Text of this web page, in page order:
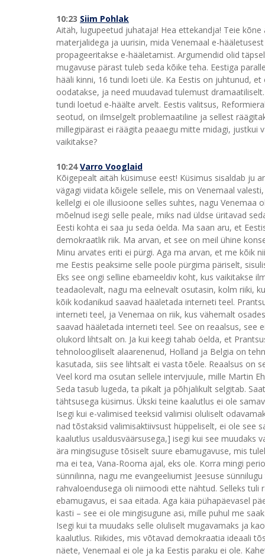
10:23 Siim Pohlak
Aitäh, lugupeetud juhataja! Hea ettekandja! Teie
materjalidega ja uurisin, mida Venemaal e-
propageeritakse e-hääletamist. Argumendid olid
mugavuse pärast tuleb seda kõike teha. Eestiga
hääli kinni, 16 tundi loeti üle. Ka Eestis on juhtunud,
oodatakse, ja need muudavad tulemust
tundi loetud e-häälte arvelt. Eestis valitsus,
seotud, on ilmselgelt problemaatiline ja sellest
millegipärast ei räägita peaaegu mitte midagi, justkui
vaikitakse?
10:24Varro Vooglaid
Kõigepealt aitäh küsimuse eest! Küsimus sisaldab ju
vägagi viidata kõigele sellele, mis on Venemaal
kellelgi ei ole illusioone selles suhtes, nagu
mõelnud isegi selle peale, miks nad üldse üritavad
Eesti kohta ei saa ju seda öelda. Ma saan aru, et
demokraatlik riik. Ma arvan, et see on meil ühine
Minu arvates eriti ei pürgi. Aga ma arvan, et me kõik
me Eestis peaksime selle poole pürgima päriselt,
Eks see ongi selline ebameeldiv koht, kus vaikitakse
teadaolevalt, nagu ma eelnevalt osutasin, kolm riiki,
kõik kodanikud saavad hääletada interneti teel.
interneti teel, ja Venemaa on riik, kus vähemalt
saavad hääletada interneti teel. See on reaalsus, see
olukord lihtsalt on. Ja kui keegi tahab öelda, et
tehnoloogiliselt alaarenenud, Holland ja Belgia on
kasutada, siis see lihtsalt ei vasta tõele. Reaalsus on
Veel kord ma osutan sellele intervjuule, mille Martin
Seda tasub lugeda, ta pikalt ja põhjalikult selgitab.
tähtsusega küsimus. Ükski teine kaalutlus ei ole
Isegi kui e-valimised teeksid valimisi oluliselt
nad tõstaksid valimisaktiivsust hüppeliselt, ei ole see
kaalutlus usaldusväärsusega,] isegi kui see muudaks
ära mingisuguse tõsiselt suure ebamugavuse, mis
ma ei tea, Vana-Rooma ajal, eks ole. Korra mingi
sünnilinna, nagu me evangeeliumist Jeesuse
rahvaloendusega oli niimoodi ette nähtud. Selleks
ebamugavus, ei saa eitada. Aga käia pühapäevasel
kasti – see ei ole mingisugune asi, mille puhul me
Isegi kui ta muudaks selle oluliselt mugavamaks ja
kaalutlus. Riikides, mis võtavad demokraatia ideaali
näete, Venemaal ei ole ja ka Eestis paraku ei ole.